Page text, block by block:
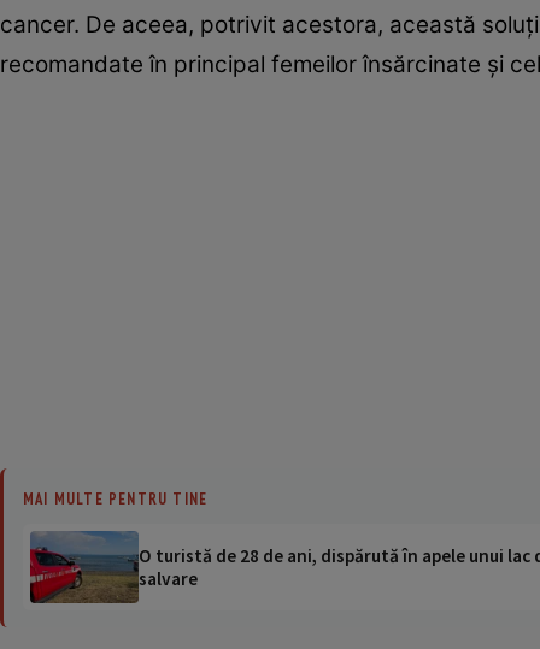
cancer. De aceea, potrivit acestora, această
recomandate în principal femeilor însărcinate şi
MAI MULTE PENTRU TINE
O turistă de 28 de ani, dispărută în apele unui
salvare